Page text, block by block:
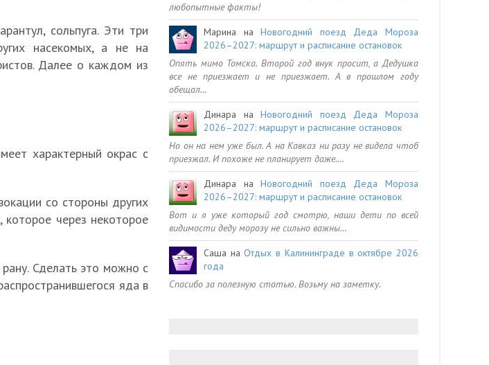
сольпуга. Эти три
насекомых, а не на
Далее о каждом из
характерный окрас с
со стороны других
через некоторое
Сделать это можно с
яда в
любопытные факты!
Марина наНовогодний поезд Деда Мороза
2026–2027: маршрут и расписание остановок
Опять мимо Томска. Второй год внук просит, а Дедушка
все не приезжает и не приезжает. А в прошлом году
обещал…
Динара наНовогодний поезд Деда Мороза
2026–2027: маршрут и расписание остановок
Но он на нем уже был. А на Кавказ ни разу не видела чтоб
приезжал. И похоже не планирует даже.…
Динара наНовогодний поезд Деда Мороза
2026–2027: маршрут и расписание остановок
Вот и я уже который год смотрю, наши дети по всей
видимости деду морозу не сильно важны…
Саша наОтдых в Калининграде в октябре 2026
года
Спасибо за полезную статью. Возьму на заметку.